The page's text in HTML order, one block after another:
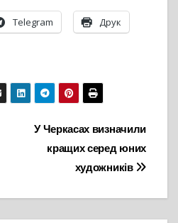
Telegram Друк
У Черкасах визначили
кращих серед юних
художників